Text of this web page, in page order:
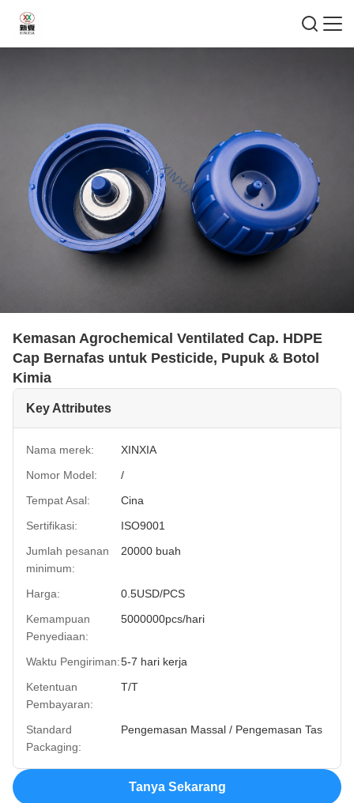
Kemasan Agrochemical Ventilated Cap. HDPE
Cap Bernafas untuk Pesticide, Pupuk & Botol
Kimia
Key Attributes
Nama merek:
XINXIA
Nomor Model:
/
Tempat Asal:
Cina
Sertifikasi:
ISO9001
Jumlah pesanan
minimum:
20000 buah
Harga:
0.5USD/PCS
Kemampuan
Penyediaan:
5000000pcs/hari
Waktu Pengiriman:5-7 hari kerja
Ketentuan
Pembayaran:
T/T
Standard
Packaging:
Pengemasan Massal / Pengemasan Tas
Tanya Sekarang